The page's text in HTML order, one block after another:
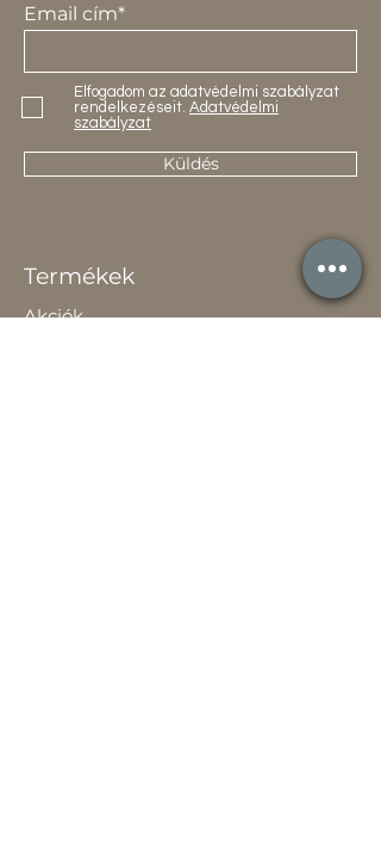
Email cím*
Elfogadom az adatvédelmi szabályzat
rendelkezéseit. Adatvédelmi
szabályzat
Küldés
Termékek
Akciók